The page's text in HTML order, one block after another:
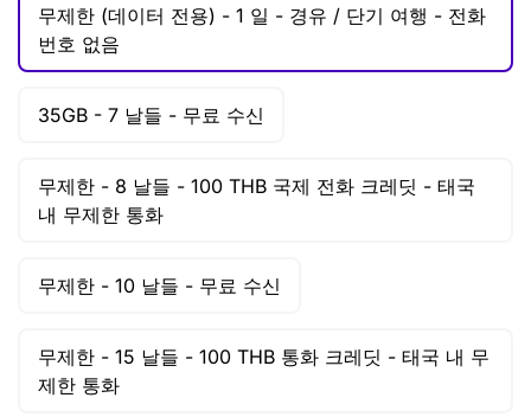
무제한 (데이터 전용) - 1 일 - 경유 / 단기 여행 - 전화
번호 없음
35GB - 7 날들 - 무료 수신
무제한 - 8 날들 - 100 THB 국제 전화 크레딧 - 태국
내 무제한 통화
무제한 - 10 날들 - 무료 수신
무제한 - 15 날들 - 100 THB 통화 크레딧 - 태국 내 무
제한 통화